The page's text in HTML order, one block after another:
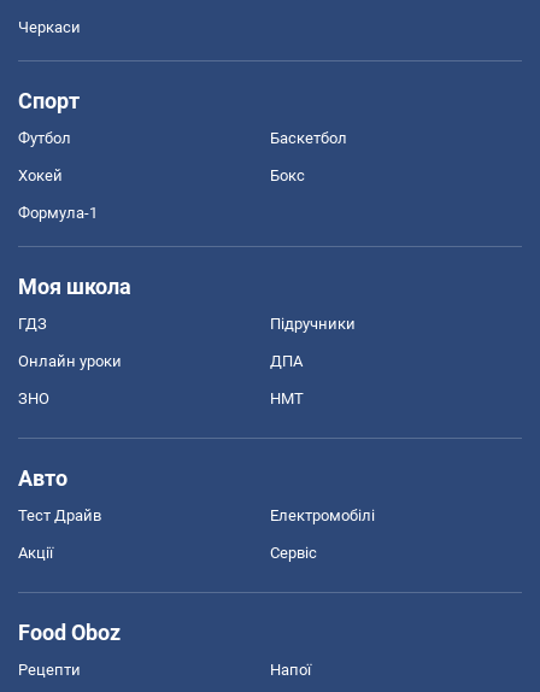
Черкаси
Спорт
Футбол Баскетбол
Хокей Бокс
Формула-1
Моя школа
ГДЗ Підручники
Онлайн уроки ДПА
ЗНО НМТ
Авто
Тест Драйв Електромобілі
Акції Сервіс
Food Oboz
Рецепти Напої